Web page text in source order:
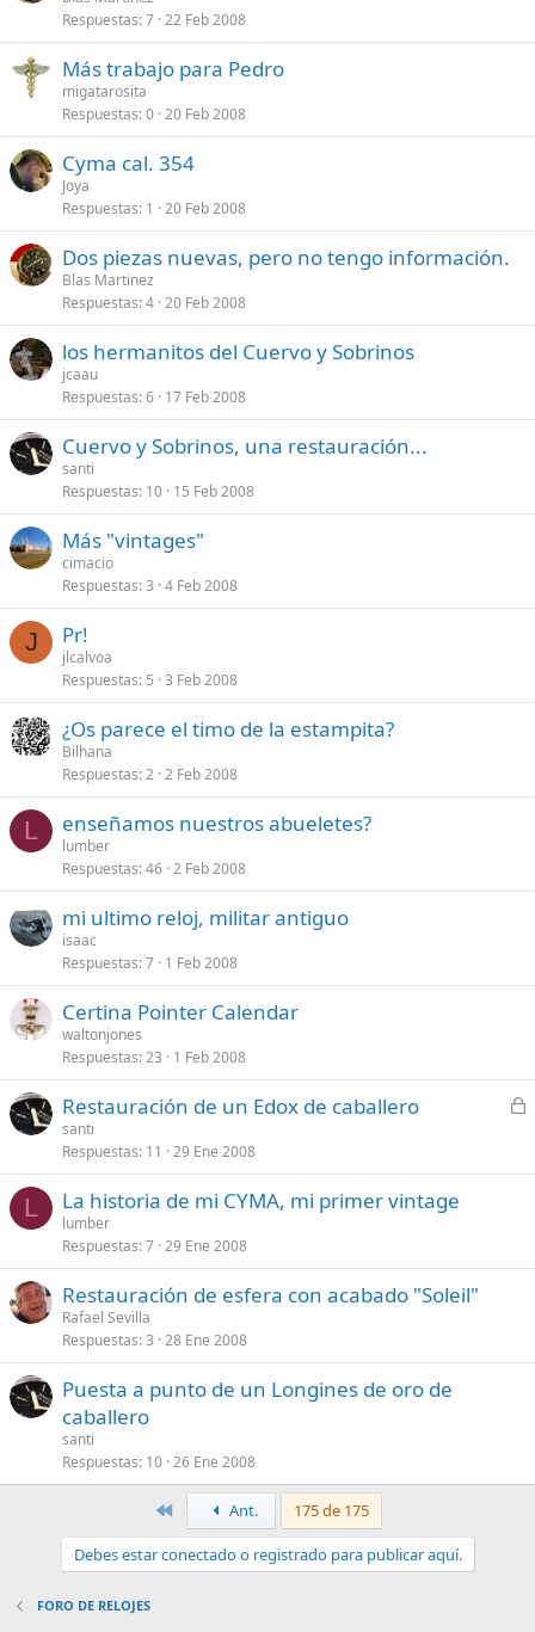
Respuestas 7 22 Feb 2008
Más trabajo para Pedro
migatarosita
Respuestas 0 20 Feb 2008
Cyma cal. 354
Joya
Respuestas 1 20 Feb 2008
Dos piezas nuevas, pero no tengo información.
Blas Martinez
Respuestas 4 20 Feb 2008
los hermanitos del Cuervo y Sobrinos
jcaau
Respuestas 6 17 Feb 2008
Cuervo y Sobrinos, una restauración...
santi
Respuestas 10 15 Feb 2008
Más "vintages"
cimacio
Respuestas 3 4 Feb 2008
J Pr!
jlcalvoa
Respuestas 5 3 Feb 2008
¿Os parece el timo de la estampita?
Bilhana
Respuestas 2 2 Feb 2008
L enseñamos nuestros abueletes?
lumber
Respuestas 46 2 Feb 2008
mi ultimo reloj, militar antiguo
isaac
Respuestas 7 1 Feb 2008
Certina Pointer Calendar
waltonjones
Respuestas 23 1 Feb 2008
C
Restauración de un Edox de caballero
santi
Respuestas 11 29 Ene 2008
L La historia de mi CYMA, mi primer vintage
lumber
Respuestas 7 29 Ene 2008
Restauración de esfera con acabado "Soleil"
Rafael Sevilla
Respuestas 3 28 Ene 2008
Puesta a punto de un Longines de oro de
caballero
santi
Respuestas 10 26 Ene 2008
PrimeroAnt. 175 de 175
Debes estar conectado o registrado para publicar aquí.
FORO DE RELOJES